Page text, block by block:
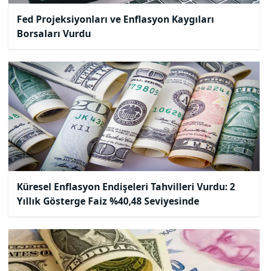
Fed Projeksiyonları ve Enflasyon Kaygıları
Borsaları Vurdu
Küresel Enflasyon Endişeleri Tahvilleri Vurdu: 2
Yıllık Gösterge Faiz %40,48 Seviyesinde